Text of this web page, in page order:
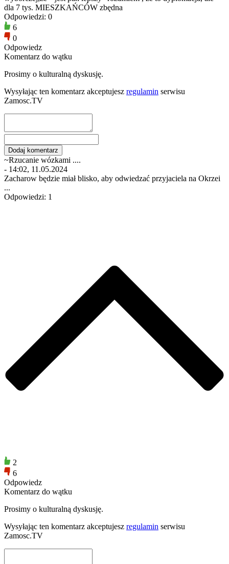
dla 7 tys. MIESZKAŃCÓW zbędna
Odpowiedzi: 0
6
0
Odpowiedz
Komentarz do wątku
Prosimy o kulturalną dyskusję.
Wysyłając ten komentarz akceptujesz regulamin serwisu
Zamosc.TV
~Rzucanie wózkami ....
- 14:02, 11.05.2024
Zacharow będzie miał blisko, aby odwiedzać przyjaciela na Okrzei
...
Odpowiedzi: 1
2
6
Odpowiedz
Komentarz do wątku
Prosimy o kulturalną dyskusję.
Wysyłając ten komentarz akceptujesz regulamin serwisu
Zamosc.TV